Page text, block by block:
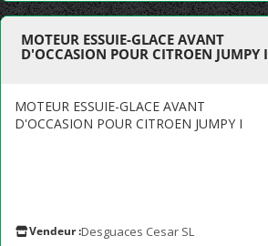
MOTEUR ESSUIE-GLACE AVANT
D'OCCASION POUR CITROEN JUMPY I
MOTEUR ESSUIE-GLACE AVANT
D'OCCASION POUR CITROEN JUMPY I
Vendeur :Desguaces Cesar SL